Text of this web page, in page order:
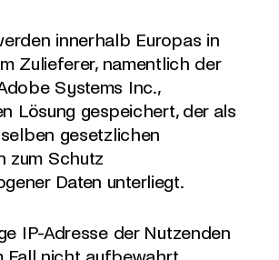
innerhalb Europas in
Zulieferer, namentlich der
Systems Inc.,
Lösung gespeichert, der als
gesetzlichen
zum Schutz
Daten unterliegt.
IP-Adresse der Nutzenden